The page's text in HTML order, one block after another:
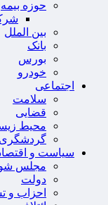
حوزه بیمه
بین الملل
بانک
بورس
خودرو
اجتماعی
سلامت
قضایی
محیط
گردشگری
سیاست و
مجلس
دولت
احزاب و